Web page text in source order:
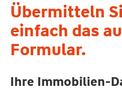
Übermitteln
einfach das
Formular.
Ihre Immobilien-